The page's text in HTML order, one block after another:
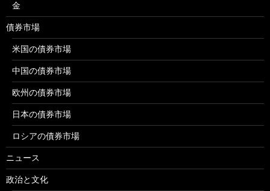
金
債券市場
米国の債券市場
中国の債券市場
欧州の債券市場
日本の債券市場
ロシアの債券市場
ニュース
政治と文化